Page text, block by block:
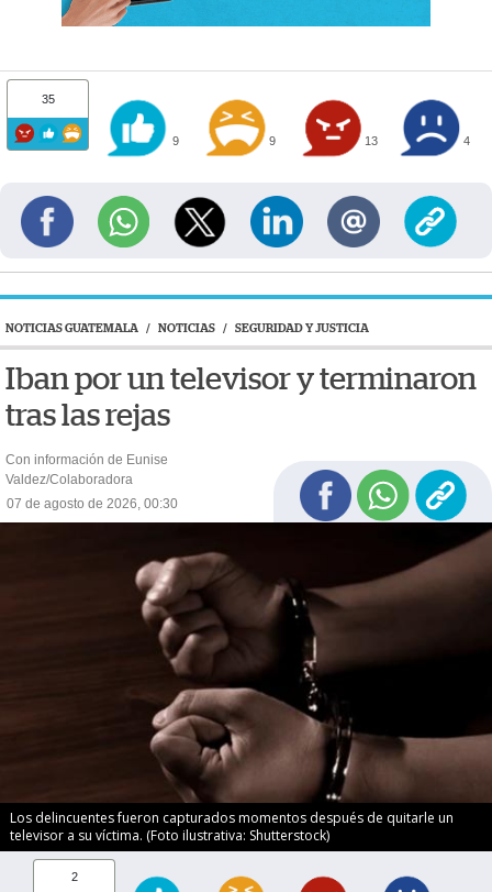
35
9 9 13 4
NOTICIAS GUATEMALA / NOTICIAS / SEGURIDAD Y JUSTICIA
Iban por un televisor y terminaron
tras las rejas
Con información de Eunise
Valdez/Colaboradora
07 de agosto de 2026, 00:30
Los delincuentes fueron capturados momentos después de quitarle un
televisor a su víctima. (Foto ilustrativa: Shutterstock)
2